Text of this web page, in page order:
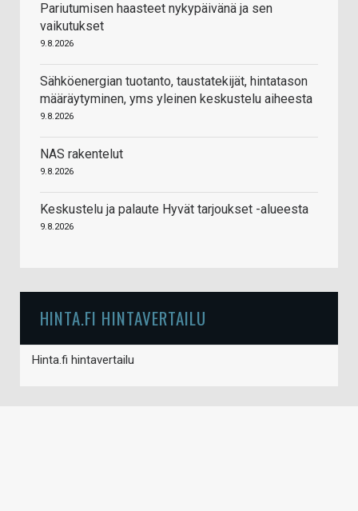
Pariutumisen haasteet nykypäivänä ja sen
vaikutukset
9.8.2026
Sähköenergian tuotanto, taustatekijät, hintatason
määräytyminen, yms yleinen keskustelu aiheesta
9.8.2026
NAS rakentelut
9.8.2026
Keskustelu ja palaute Hyvät tarjoukset -alueesta
9.8.2026
HINTA.FI HINTAVERTAILU
Hinta.fi hintavertailu